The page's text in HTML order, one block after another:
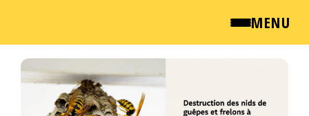
MENU
QUI SOMMES NOUS ?
NEWSROOM
Passer